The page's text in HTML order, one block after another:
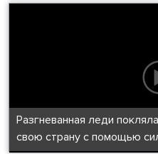
Разгневанная леди
свою страну с помощью